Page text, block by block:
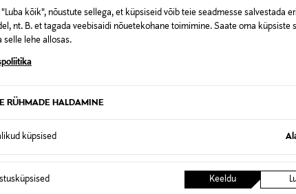
"Luba kõik", nõustute sellega, et küpsiseid võib teie seadmesse salvestada
nt. B. et tagada veebisaidi nõuetekohane toimimine. Saate oma küpsiste
selle lehe allosas.
RÜHMADE HALDAMINE
küpsised
Keeldu
KA